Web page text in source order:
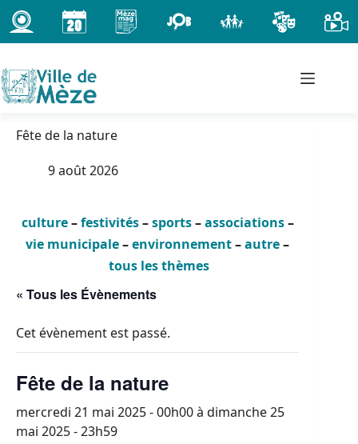
Passer
au
contenu
Fête de la nature
9 août 2026
culture–festivités–sports–associations–
vie municipale–environnement–autre–
tous les thèmes
« Tous les Évènements
Cet évènement est passé.
Fête de la nature
mercredi 21 mai 2025 - 00h00à dimanche 25
mai 2025 - 23h59